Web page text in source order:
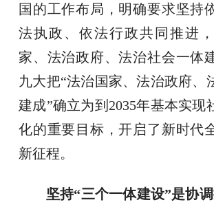
国的工作布局，明确要求坚持
法执政、依法行政共同推进
家、法治政府、法治社会一体
九大把“法治国家、法治政府、
建成”确立为到2035年基本实现
化的重要目标，开启了新时代
新征程。
坚持“三个一体建设”是协